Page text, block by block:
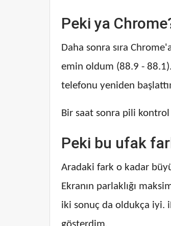
Peki ya
Daha sonra sıra
emin oldum (88.9 -
telefonu yeniden
Bir saat sonra pili
Peki bu ufak
Aradaki fark o kadar
Ekranın parlaklığı
iki sonuç da oldukça iyi.